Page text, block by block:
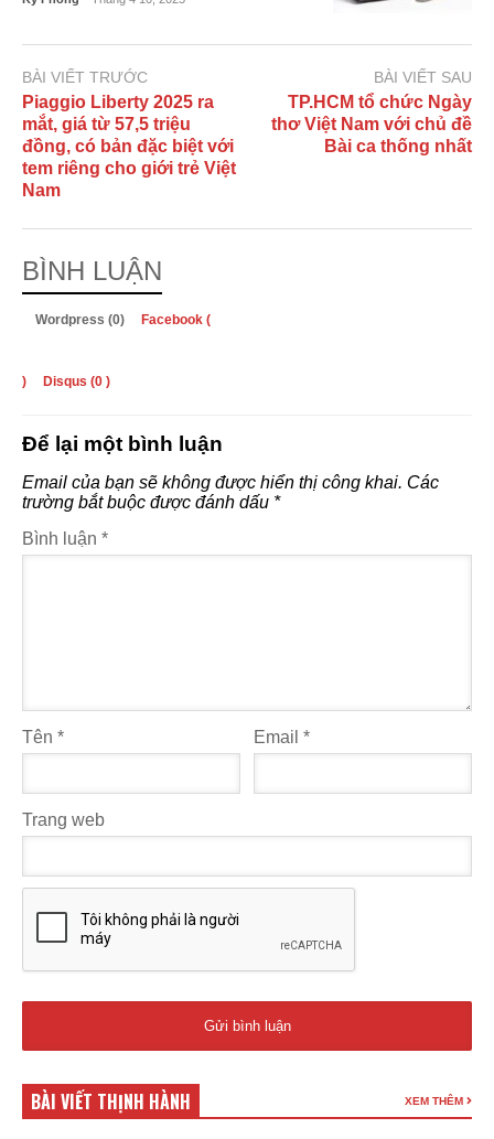
BÀI VIẾT TRƯỚC
Piaggio Liberty 2025 ra
mắt, giá từ 57,5 triệu
đồng, có bản đặc biệt với
tem riêng cho giới trẻ Việt
Nam
BÀI VIẾT SAU
TP.HCM tổ chức Ngày
thơ Việt Nam với chủ đề
Bài ca thống nhất
BÌNH LUẬN
Wordpress (0) Facebook (
) Disqus (0 )
Để lại một bình luận
Email của bạn sẽ không được hiển thị công khai. Các
trường bắt buộc được đánh dấu *
Bình luận *
Tên * Email*
Trang web
BÀI VIẾT THỊNH HÀNH XEM THÊM